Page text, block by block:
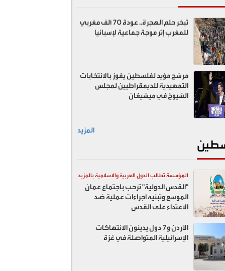
تبخر حلم الهجرة.. عودة 70 ألف مغربي
للمغرب إثر موجة جماعية لإسبانيا
مرشح مؤيد لفلسطين يفوز بالانتخابات
التمهيدية للديمقراطيين لمجلس
الشيوخ في ميشيغان
المزيد
المؤسسة تطالب الدول العربية والاسلامية بالمزيد
ضد اسرائيل
"القدس الدولية" ترحب باجتماع عمان
الموسع وتبنيه اجراءات عملية ضد
الاعتداء على القدس
الأردن و7 دول يدينون الانتهاكات
الإسرائيلية المتواصلة في غزة